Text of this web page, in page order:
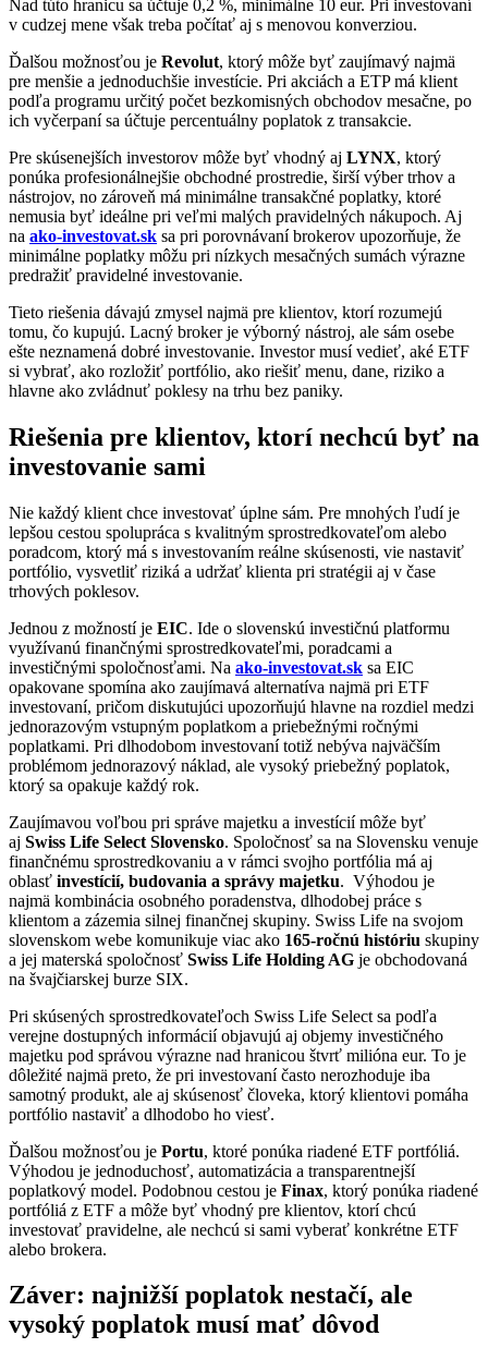
Nad túto hranicu sa účtuje 0,2 %, minimálne 10 eur. Pri investovaní
v cudzej mene však treba počítať aj s menovou konverziou.
Ďalšou možnosťou je Revolut, ktorý môže byť zaujímavý najmä
pre menšie a jednoduchšie investície. Pri akciách a ETP má klient
podľa programu určitý počet bezkomisných obchodov mesačne, po
ich vyčerpaní sa účtuje percentuálny poplatok z transakcie.
Pre skúsenejších investorov môže byť vhodný aj LYNX, ktorý
ponúka profesionálnejšie obchodné prostredie, širší výber trhov a
nástrojov, no zároveň má minimálne transakčné poplatky, ktoré
nemusia byť ideálne pri veľmi malých pravidelných nákupoch. Aj
na ako-investovat.sk sa pri porovnávaní brokerov upozorňuje, že
minimálne poplatky môžu pri nízkych mesačných sumách výrazne
predražiť pravidelné investovanie.
Tieto riešenia dávajú zmysel najmä pre klientov, ktorí rozumejú
tomu, čo kupujú. Lacný broker je výborný nástroj, ale sám osebe
ešte neznamená dobré investovanie. Investor musí vedieť, aké ETF
si vybrať, ako rozložiť portfólio, ako riešiť menu, dane, riziko a
hlavne ako zvládnuť poklesy na trhu bez paniky.
Riešenia pre klientov, ktorí nechcú byť na
investovanie sami
Nie každý klient chce investovať úplne sám. Pre mnohých ľudí je
lepšou cestou spolupráca s kvalitným sprostredkovateľom alebo
poradcom, ktorý má s investovaním reálne skúsenosti, vie nastaviť
portfólio, vysvetliť riziká a udržať klienta pri stratégii aj v čase
trhových poklesov.
Jednou z možností je EIC. Ide o slovenskú investičnú platformu
využívanú finančnými sprostredkovateľmi, poradcami a
investičnými spoločnosťami. Na ako-investovat.sk sa EIC
opakovane spomína ako zaujímavá alternatíva najmä pri ETF
investovaní, pričom diskutujúci upozorňujú hlavne na rozdiel medzi
jednorazovým vstupným poplatkom a priebežnými ročnými
poplatkami. Pri dlhodobom investovaní totiž nebýva najväčším
problémom jednorazový náklad, ale vysoký priebežný poplatok,
ktorý sa opakuje každý rok.
Zaujímavou voľbou pri správe majetku a investícií môže byť
aj Swiss Life Select Slovensko. Spoločnosť sa na Slovensku venuje
finančnému sprostredkovaniu a v rámci svojho portfólia má aj
oblasť investícií, budovania a správy majetku. Výhodou je
najmä kombinácia osobného poradenstva, dlhodobej práce s
klientom a zázemia silnej finančnej skupiny. Swiss Life na svojom
slovenskom webe komunikuje viac ako 165-ročnú históriu skupiny
a jej materská spoločnosť Swiss Life Holding AG je obchodovaná
na švajčiarskej burze SIX.
Pri skúsených sprostredkovateľoch Swiss Life Select sa podľa
verejne dostupných informácií objavujú aj objemy investičného
majetku pod správou výrazne nad hranicou štvrť milióna eur. To je
dôležité najmä preto, že pri investovaní často nerozhoduje iba
samotný produkt, ale aj skúsenosť človeka, ktorý klientovi pomáha
portfólio nastaviť a dlhodobo ho viesť.
Ďalšou možnosťou je Portu, ktoré ponúka riadené ETF portfóliá.
Výhodou je jednoduchosť, automatizácia a transparentnejší
poplatkový model. Podobnou cestou je Finax, ktorý ponúka riadené
portfóliá z ETF a môže byť vhodný pre klientov, ktorí chcú
investovať pravidelne, ale nechcú si sami vyberať konkrétne ETF
alebo brokera.
Záver: najnižší poplatok nestačí, ale
vysoký poplatok musí mať dôvod